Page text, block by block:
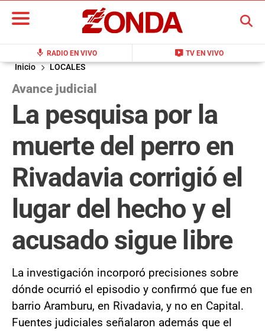
mic RADIO EN VIVO live_tv TV EN VIVO
BUSCAR
Inicio LOCALES
Avance judicial
La pesquisa por la
muerte del perro en
Rivadavia corrigió el
lugar del hecho y el
acusado sigue libre
La investigación incorporó precisiones sobre
dónde ocurrió el episodio y confirmó que fue en
barrio Aramburu, en Rivadavia, y no en Capital.
Fuentes judiciales señalaron además que el